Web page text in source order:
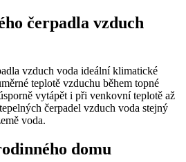
čerpadla vzduch
vzduch voda ideální klimatické
teplotě vzduchu během topné
vytápět i při venkovní teplotě až
čerpadel vzduch voda stejný
voda.
domu